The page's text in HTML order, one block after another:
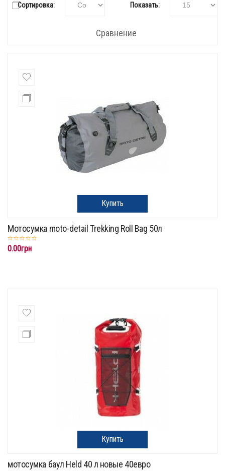
Сортировка: Показать:
Сравнение
Купить
Мотосумка moto-detail Trekking Roll Bag 50л
0.00грн
Купить
мотосумка баул Held 40 л новые 40евро